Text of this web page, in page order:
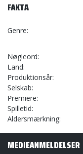
FAKTA
Genre
Nøgleord
Land
Produktionsår
Selskab
Premiere
Spilletid
Aldersmærkning
MEDIEANMELDELSER